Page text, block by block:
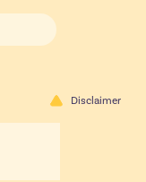
Disclaimer